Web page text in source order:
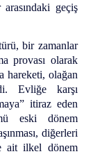
geçiş
bir zamanlar
provası olarak
hareketi, olağan
Evliğe karşı
itiraz eden
eski dönem
diğerleri
ait ilkel dönem